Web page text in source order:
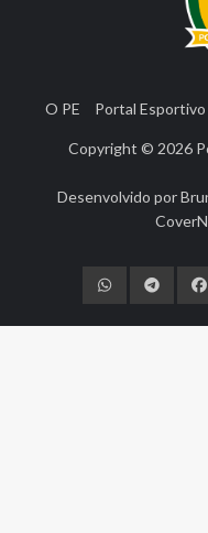
O PE Portal
Copyright © 2026
Desenvolvido por